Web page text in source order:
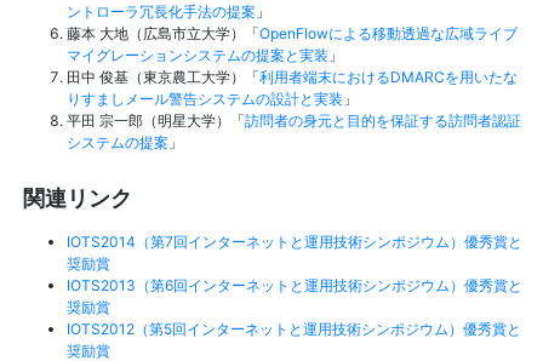
ントローラ冗長化手法の提案 」
藤本 大地（広島市立大学）「OpenFlowによる移動透過な広域ライブ
マイグレーションシステムの提案と実装 」
田中 俊基（東京農工大学）「利用者端末におけるDMARCを用いたな
りすましメール警告システムの設計と実装 」
平田 宗一郎（明星大学）「訪問者の身元と目的を保証する訪問者認証
システムの提案 」
関連リンク
IOTS2014（第7回インターネットと運用技術シンポジウム）優秀賞と
奨励賞
IOTS2013（第6回インターネットと運用技術シンポジウム）優秀賞と
奨励賞
IOTS2012（第5回インターネットと運用技術シンポジウム）優秀賞と
奨励賞